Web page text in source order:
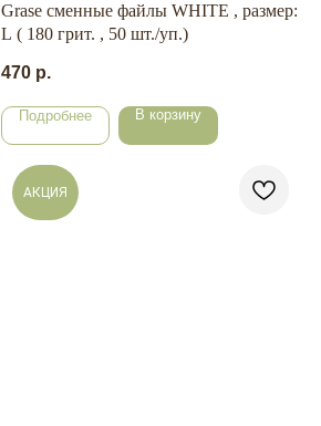
Grase сменные файлы WHITE , размер:
L ( 180 грит. , 50 шт./уп.)
470 р.
Подробнее В корзину
АКЦИЯ